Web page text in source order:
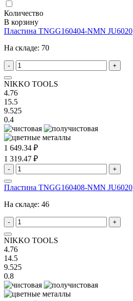
Количество
В корзину
Пластина TNGG160404-NMN JU6020
На складе: 70
- +
NIKKO TOOLS
4.76
15.5
9.525
0.4
1 649.34 ₽
1 319.47 ₽
- +
Пластина TNGG160408-NMN JU6020
На складе: 46
- +
NIKKO TOOLS
4.76
14.5
9.525
0.8